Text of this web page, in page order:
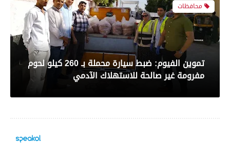
رياضة
بعدسة الخبر المصري| شاهد أبرز لقطات مباراة
الزمالك و شباب بلوزداد الجزائري فى كأس
محافظات
محافظ الفيوم يستقبل مدير مديرية الصحة الجديد
ويؤكد: تحسين جودة الخدمات الطبية أولوية